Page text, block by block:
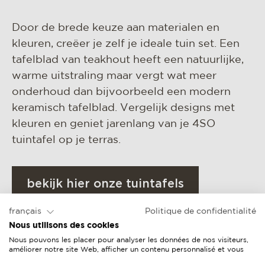
Door de brede keuze aan materialen en
kleuren, creëer je zelf je ideale tuin set. Een
tafelblad van teakhout heeft een natuurlijke,
warme uitstraling maar vergt wat meer
onderhoud dan bijvoorbeeld een modern
keramisch tafelblad. Vergelijk designs met
kleuren en geniet jarenlang van je 4SO
tuintafel op je terras.
bekijk hier onze tuintafels
français
Politique de confidentialité
Nous utilisons des cookies
Nous pouvons les placer pour analyser les données de nos visiteurs,
améliorer notre site Web, afficher un contenu personnalisé et vous